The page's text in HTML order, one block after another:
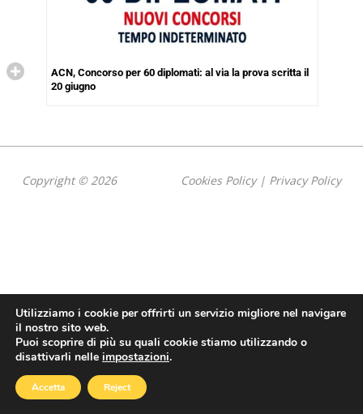
ACN, Concorso per 60 diplomati: al via la prova scritta il
20 giugno
Copyright © 2026 Cookies Policy| Privacy Policy
Utilizziamo i cookie per offrirti un servizio migliore nel navigare
il nostro sito web.
Puoi scoprire di più su quali cookie stiamo utilizzando o
disattivarli nelle impostazioni.
Accetta Reject